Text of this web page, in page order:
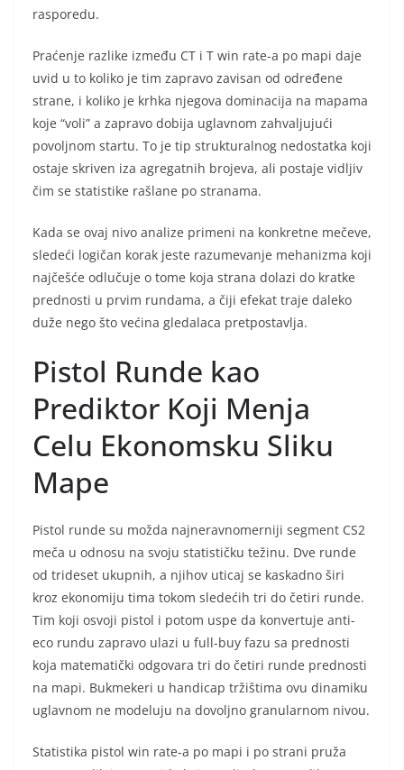
rasporedu.
Praćenje razlike između CT i T win rate-a po mapi daje
uvid u to koliko je tim zapravo zavisan od određene
strane, i koliko je krhka njegova dominacija na mapama
koje “voli” a zapravo dobija uglavnom zahvaljujući
povoljnom startu. To je tip strukturalnog nedostatka koji
ostaje skriven iza agregatnih brojeva, ali postaje vidljiv
čim se statistike rašlane po stranama.
Kada se ovaj nivo analize primeni na konkretne mečeve,
sledeći logičan korak jeste razumevanje mehanizma koji
najčešće odlučuje o tome koja strana dolazi do kratke
prednosti u prvim rundama, a čiji efekat traje daleko
duže nego što većina gledalaca pretpostavlja.
Pistol Runde kao
Prediktor Koji Menja
Celu Ekonomsku Sliku
Mape
Pistol runde su možda najneravnomerniji segment CS2
meča u odnosu na svoju statističku težinu. Dve runde
od trideset ukupnih, a njihov uticaj se kaskadno širi
kroz ekonomiju tima tokom sledećih tri do četiri runde.
Tim koji osvoji pistol i potom uspe da konvertuje anti-
eco rundu zapravo ulazi u full-buy fazu sa prednosti
koja matematički odgovara tri do četiri runde prednosti
na mapi. Bukmekeri u handicap tržištima ovu dinamiku
uglavnom ne modeluju na dovoljno granularnom nivou.
Statistika pistol win rate-a po mapi i po strani pruža